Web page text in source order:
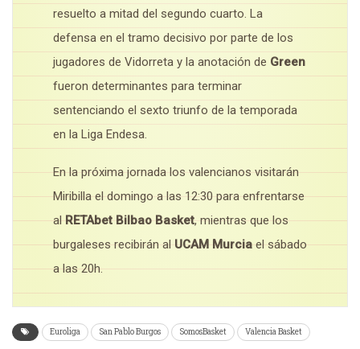
resuelto a mitad del segundo cuarto. La
defensa en el tramo decisivo por parte de los
jugadores de Vidorreta y la anotación de Green
fueron determinantes para terminar
sentenciando el sexto triunfo de la temporada
en la Liga Endesa.
En la próxima jornada los valencianos visitarán
Miribilla el domingo a las 12:30 para enfrentarse
alRETAbet Bilbao Basket, mientras que los
burgaleses recibirán al UCAM Murcia el sábado
a las 20h.
Euroliga San Pablo Burgos SomosBasket Valencia Basket